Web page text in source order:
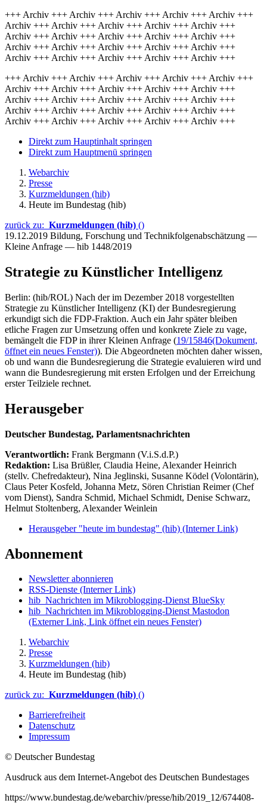
+++ Archiv +++ Archiv +++ Archiv +++ Archiv +++ Archiv +++
Archiv +++ Archiv +++ Archiv +++ Archiv +++ Archiv +++
Archiv +++ Archiv +++ Archiv +++ Archiv +++ Archiv +++
Archiv +++ Archiv +++ Archiv +++ Archiv +++ Archiv +++
Archiv +++ Archiv +++ Archiv +++ Archiv +++ Archiv +++
+++ Archiv +++ Archiv +++ Archiv +++ Archiv +++ Archiv +++
Archiv +++ Archiv +++ Archiv +++ Archiv +++ Archiv +++
Archiv +++ Archiv +++ Archiv +++ Archiv +++ Archiv +++
Archiv +++ Archiv +++ Archiv +++ Archiv +++ Archiv +++
Archiv +++ Archiv +++ Archiv +++ Archiv +++ Archiv +++
Direkt zum Hauptinhalt springen
Direkt zum Hauptmenü springen
Webarchiv
Presse
Kurzmeldungen (hib)
Heute im Bundestag (hib)
zurück zu: Kurzmeldungen (hib) ()
19.12.2019 Bildung, Forschung und Technikfolgenabschätzung —
Kleine Anfrage — hib 1448/2019
Strategie zu Künstlicher Intelligenz
Berlin: (hib/ROL) Nach der im Dezember 2018 vorgestellten
Strategie zu Künstlicher Intelligenz (KI) der Bundesregierung
erkundigt sich die FDP-Fraktion. Auch ein Jahr später bleiben
etliche Fragen zur Umsetzung offen und konkrete Ziele zu vage,
bemängelt die FDP in ihrer Kleinen Anfrage (19/15846(Dokument,
öffnet ein neues Fenster)). Die Abgeordneten möchten daher wissen,
ob und wann die Bundesregierung die Strategie evaluieren wird und
wann die Bundesregierung mit ersten Erfolgen und der Erreichung
erster Teilziele rechnet.
Herausgeber
Deutscher Bundestag, Parlamentsnachrichten
Verantwortlich: Frank Bergmann (V.i.S.d.P.)
Redaktion: Lisa Brüßler, Claudia Heine, Alexander Heinrich
(stellv. Chefredakteur), Nina Jeglinski, Susanne Ködel (Volontärin),
Claus Peter Kosfeld, Johanna Metz, Sören Christian Reimer (Chef
vom Dienst), Sandra Schmid, Michael Schmidt, Denise Schwarz,
Helmut Stoltenberg, Alexander Weinlein
Herausgeber "heute im bundestag" (hib) (Interner Link)
Abonnement
Newsletter abonnieren
RSS-Dienste (Interner Link)
hib_Nachrichten im Mikroblogging-Dienst BlueSky
hib_Nachrichten im Mikroblogging-Dienst Mastodon
(Externer Link, Link öffnet ein neues Fenster)
Webarchiv
Presse
Kurzmeldungen (hib)
Heute im Bundestag (hib)
zurück zu: Kurzmeldungen (hib) ()
Barrierefreiheit
Datenschutz
Impressum
© Deutscher Bundestag
Ausdruck aus dem Internet-Angebot des Deutschen Bundestages
https://www.bundestag.de/webarchiv/presse/hib/2019_12/674408-